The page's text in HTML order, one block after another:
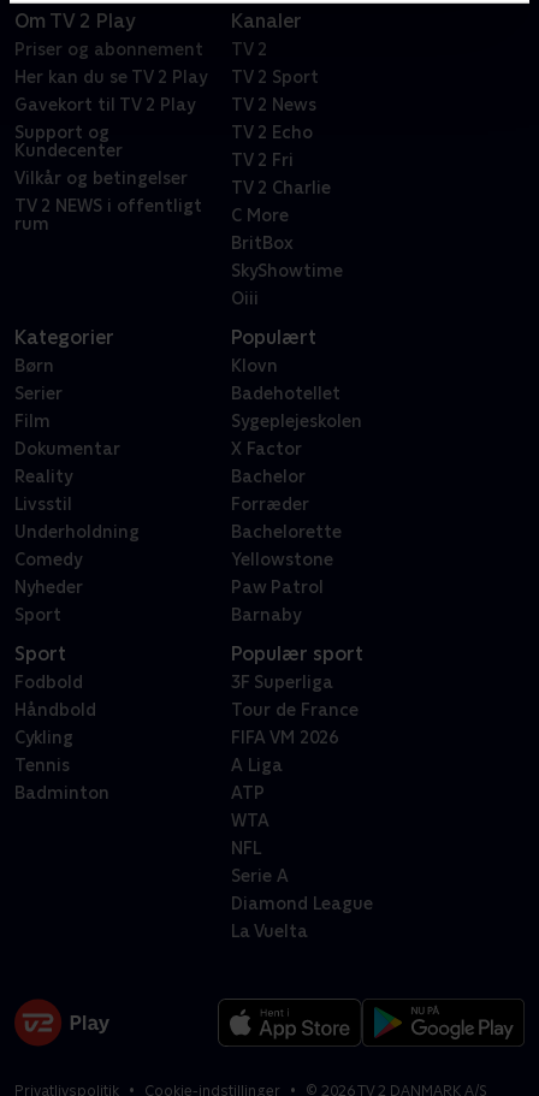
Om TV 2 Play
Priser og abonnement
Her kan du se TV 2 Play
Gavekort til TV 2 Play
Support og
Kundecenter
Vilkår og betingelser
TV 2 NEWS i offentligt
rum
Kanaler
TV 2
TV 2 Sport
TV 2 News
TV 2 Echo
TV 2 Fri
TV 2 Charlie
C More
BritBox
SkyShowtime
Oiii
Kategorier
Børn
Serier
Film
Dokumentar
Reality
Livsstil
Underholdning
Comedy
Nyheder
Sport
Populært
Klovn
Badehotellet
Sygeplejeskolen
X Factor
Bachelor
Forræder
Bachelorette
Yellowstone
Paw Patrol
Barnaby
Sport
Fodbold
Håndbold
Cykling
Tennis
Badminton
Populær sport
3F Superliga
Tour de France
FIFA VM 2026
A Liga
ATP
WTA
NFL
Serie A
Diamond League
La Vuelta
Privatlivspolitik Cookie-indstillinger © 2026TV 2 DANMARK A/S